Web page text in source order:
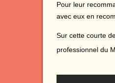
Pour leur
avec eux en
Sur cette courte
professionnel du